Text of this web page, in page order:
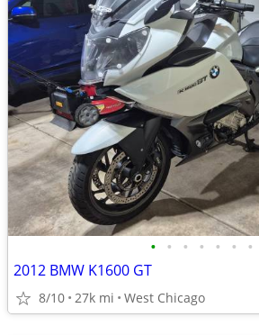
• • • • • • •
2012 BMW K1600 GT
8/10 27k mi West Chicago